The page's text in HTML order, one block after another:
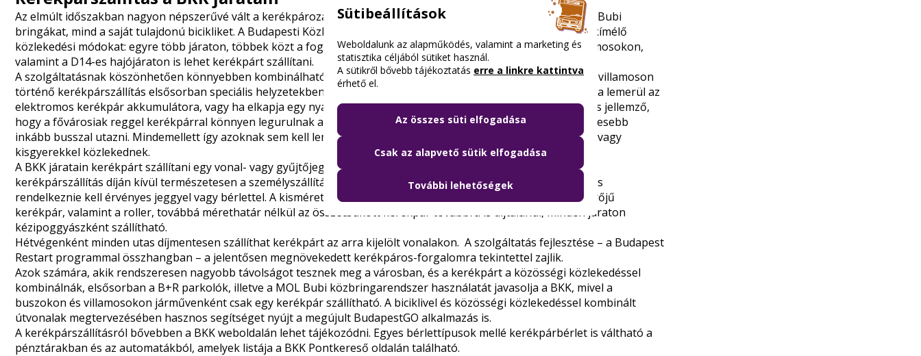
Az elmúlt időszakban nagyon népszerűvé vált a kerékpározás Budapesten: egyre többen használják mind a MOL Bubi
bringákat, mind a saját tulajdonú bicikliket. A Budapesti Közlekedési Központ támogatja a XXI. századi, környezetkímélő
közlekedési módokat: egyre több járaton, többek közt a fogaskerekűn, a HÉV-en, több autóbuszon, a Tatra villamosokon,
valamint a D14-es hajójáraton is lehet kerékpárt szállítani.
A szolgáltatásnak köszönhetően könnyebben kombinálható az egyéni és a közösségi közlekedés. A buszon vagy villamoson
történő kerékpárszállítás elsősorban speciális helyzetekben lehet előnyös. Ilyen például, ha valaki defektet kap, ha lemerül az
elektromos kerékpár akkumulátora, vagy ha elkapja egy nyári felhőszakadás. Budapest hegyvidéki területein az is jellemző,
hogy a fővárosiak reggel kerékpárral könnyen legurulnak a hegyről, de hazafelé, emelkedőn felfelé már kényelmesebb
inkább busszal utazni. Mindemellett így azoknak sem kell lemondani a kerékpározás élményéről, akik idősebbek, vagy
kisgyerekkel közlekednek.
A BKK járatain kerékpárt szállítani egy vonal- vagy gyűjtőjegy érvényesítésével, illetve kerékpárbérlettel lehet. A
kerékpárszállítás díján kívül természetesen a személyszállításért is fizetni kell, tehát a kerékpárral közlekedőnek is
rendelkeznie kell érvényes jeggyel vagy bérlettel. A kisméretű, legfeljebb 41 centiméter (16”coll) külső kerékátmérőjű
kerékpár, valamint a roller, továbbá mérethatár nélkül az összecsukott kerékpár továbbra is díjtalanul, minden járaton
kézipoggyászként szállítható.
Hétvégenként minden utas díjmentesen szállíthat kerékpárt az arra kijelölt vonalakon. A szolgáltatás fejlesztése – a Budapest
Restart programmal összhangban – a jelentősen megnövekedett kerékpáros-forgalomra tekintettel zajlik.
Azok számára, akik rendszeresen nagyobb távolságot tesznek meg a városban, és a kerékpárt a közösségi közlekedéssel
kombinálnák, elsősorban a B+R parkolók, illetve a MOL Bubi közbringarendszer használatát javasolja a BKK, mivel a
buszokon és villamosokon járművenként csak egy kerékpár szállítható. A biciklivel és közösségi közlekedéssel kombinált
útvonalak megtervezésében hasznos segítséget nyújt a megújult BudapestGO alkalmazás is.
A kerékpárszállításról bővebben a BKK weboldalán lehet tájékozódni. Egyes bérlettípusok mellé kerékpárbérlet is váltható a
pénztárakban és az automatákból, amelyek listája a BKK Pontkereső oldalán található.
Sütibeállítások
Weboldalunk az alapműködés, valamint a marketing és
statisztika céljából sütiket használ.
A sütikről bővebb tájékoztatás erre a linkre kattintva
érhető el.
Az összes süti elfogadása
Csak az alapvető sütik elfogadása
További lehetőségek